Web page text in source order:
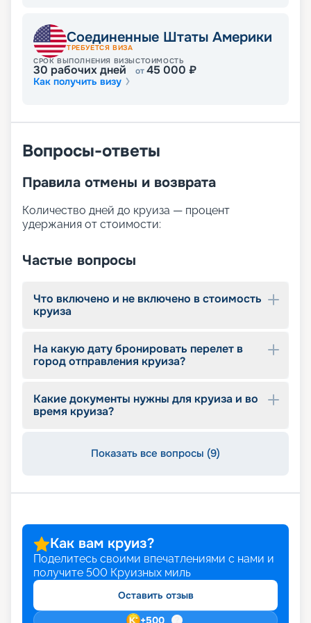
Соединенные Штаты Америки
ТРЕБУЕТСЯ ВИЗА
СРОК ВЫПОЛНЕНИЯ ВИЗЫ
30 рабочих дней
СТОИМОСТЬ
от45 000 ₽
Как получить визу
Вопросы-ответы
Правила отмены и возврата
Количество дней до круиза — процент
удержания от стоимости:
Частые вопросы
Что включено и не включено в стоимость
круиза
На какую дату бронировать перелет в
город отправления круиза?
Какие документы нужны для круиза и во
время круиза?
Показать все вопросы (9)
Как вам круиз?
Поделитесь своими впечатлениями с нами и
получите 500 Круизных миль
Оставить отзыв
+500